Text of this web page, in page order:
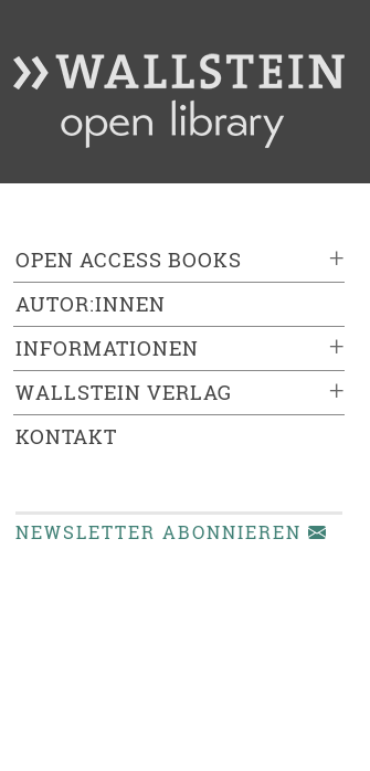
+
OPEN ACCESS BOOKS
AUTOR:INNEN
+
INFORMATIONEN
+
WALLSTEIN VERLAG
KONTAKT
NEWSLETTER ABONNIEREN